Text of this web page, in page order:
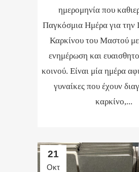
ημερομηνία που
Παγκόσμια Ημέρα για
Καρκίνου του Μαστού
ενημέρωση και
κοινού. Είναι μία ημέρα
γυναίκες που έχουν
καρκίνο,...
21
Οκτ